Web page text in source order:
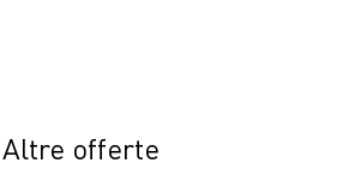
Altre offerte